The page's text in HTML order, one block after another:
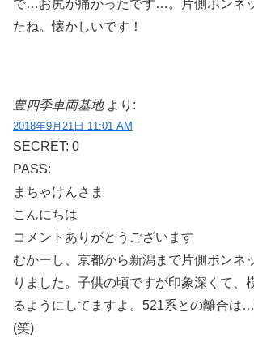
で…お尻が痛かったです…。片側ボンネ
たね。懐かしいです！
豊四季車両基地 より:
2018年9月21日 11:01 AM
SECRET: 0
PASS:
まちゃけんさま
こんにちは
コメントありがとうございます
むかーし、京都から新潟まで片側ボンネ
りました。子供の頃ですが印象深くて、
るようにしてますよ。521系との離合は
(笑)